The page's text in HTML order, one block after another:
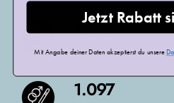
16.964
Med. Hilfe
1.097
Jetzt Rabatt
Mit Angabe deiner Daten akzeptierst du unsere